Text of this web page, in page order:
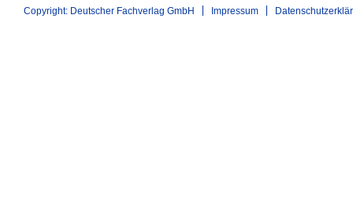
Copyright: Deutscher Fachverlag GmbH Impressum